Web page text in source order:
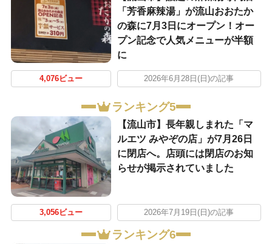
「芳香麻辣湯」が流山おおたか
の森に7月3日にオープン！オー
プン記念で人気メニューが半額
に
4,076ビュー 2026年6月28日(日)の記事
ランキング5
【流山市】長年親しまれた「マ
ルエツ みやぞの店」が7月26日
に閉店へ。店頭には閉店のお知
らせが掲示されていました
3,056ビュー 2026年7月19日(日)の記事
ランキング6